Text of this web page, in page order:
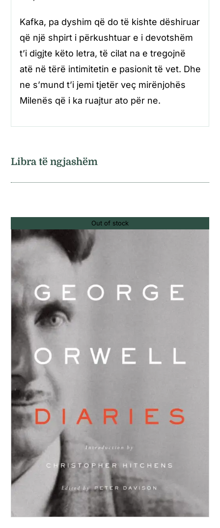
Kafka, pa dyshim që do të kishte dëshiruar
që një shpirt i përkushtuar e i devotshëm
t’i digjte këto letra, të cilat na e tregojnë
atë në tërë intimitetin e pasionit të vet. Dhe
ne s’mund t’i jemi tjetër veç mirënjohës
Milenës që i ka ruajtur ato për ne.
Libra të ngjashëm
Out of stock